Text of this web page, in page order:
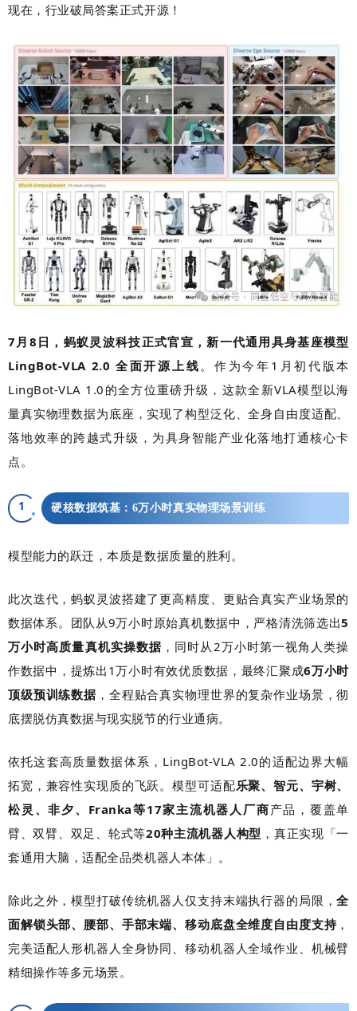
现在，行业破局答案正式开源！
7月8日，蚂蚁灵波科技正式官宣，新一代通用具身基座模型
LingBot-VLA 2.0 全面开源上线。作为今年1月初代版本
LingBot-VLA 1.0的全方位重磅升级，这款全新VLA模型以海
量真实物理数据为底座，实现了构型泛化、全身自由度适配、
落地效率的跨越式升级，为具身智能产业化落地打通核心卡
点。
1 硬核数据筑基：6万小时真实物理场景训练
模型能力的跃迁，本质是数据质量的胜利。
此次迭代，蚂蚁灵波搭建了更高精度、更贴合真实产业场景的
数据体系。团队从9万小时原始真机数据中，严格清洗筛选出5
万小时高质量真机实操数据 ，同时从2万小时第一视角人类操
作数据中，提炼出1万小时有效优质数据，最终汇聚成6万小时
顶级预训练数据 ，全程贴合真实物理世界的复杂作业场景，彻
底摆脱仿真数据与现实脱节的行业通病。
依托这套高质量数据体系，LingBot-VLA 2.0的适配边界大幅
拓宽，兼容性实现质的飞跃。模型可适配乐聚、智元、宇树、
松灵、非夕、Franka等17家主流机器人厂商产品，覆盖单
臂、双臂、双足、轮式等20种主流机器人构型 ，真正实现「一
套通用大脑，适配全品类机器人本体」。
除此之外，模型打破传统机器人仅支持末端执行器的局限，全
面解锁头部、腰部、手部末端、移动底盘全维度自由度支持，
完美适配人形机器人全身协同、移动机器人全域作业、机械臂
精细操作等多元场景。